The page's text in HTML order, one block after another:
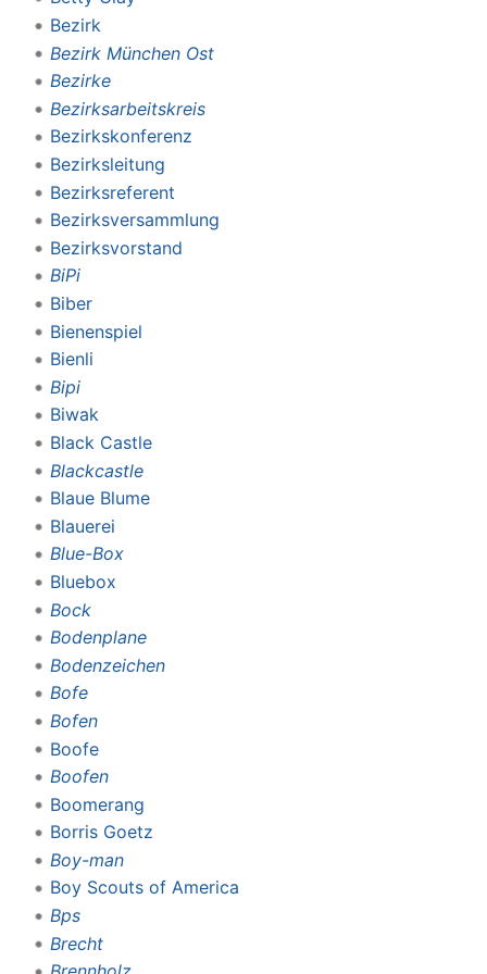
Bezirk
Bezirk München Ost
Bezirke
Bezirksarbeitskreis
Bezirkskonferenz
Bezirksleitung
Bezirksreferent
Bezirksversammlung
Bezirksvorstand
BiPi
Biber
Bienenspiel
Bienli
Bipi
Biwak
Black Castle
Blackcastle
Blaue Blume
Blauerei
Blue-Box
Bluebox
Bock
Bodenplane
Bodenzeichen
Bofe
Bofen
Boofe
Boofen
Boomerang
Borris Goetz
Boy-man
Boy Scouts of America
Bps
Brecht